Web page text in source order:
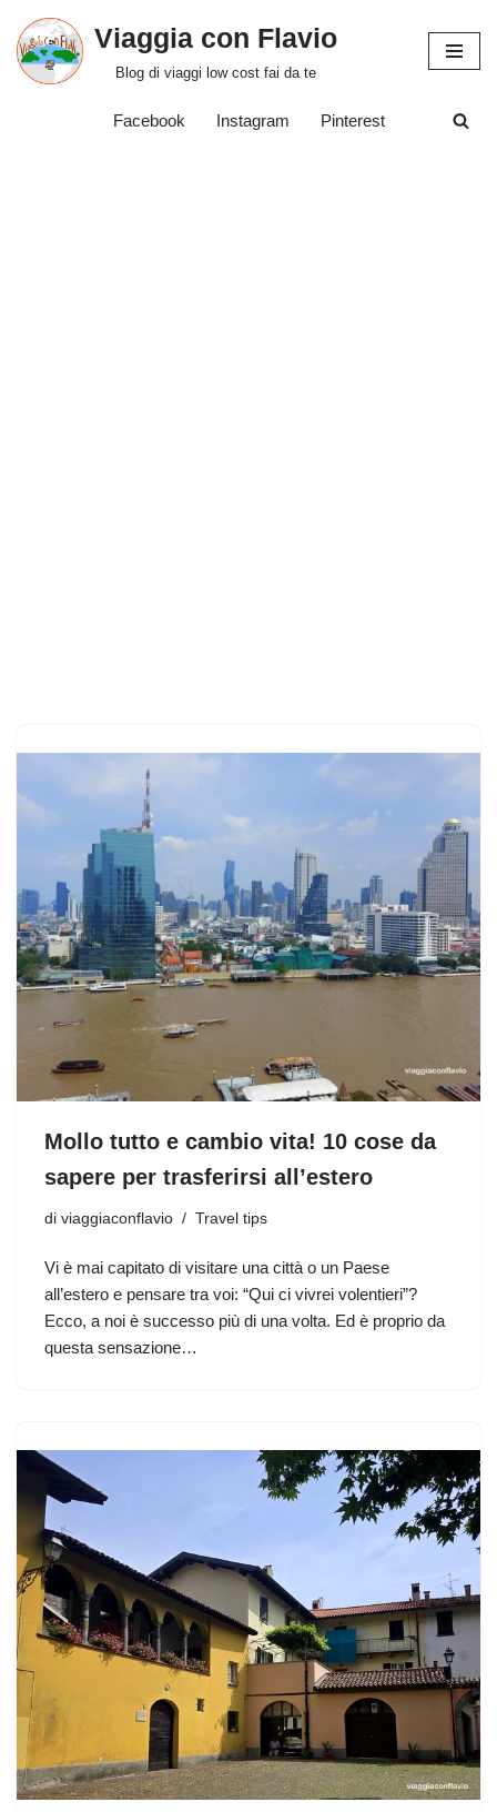
Vai
Viaggia con Flavio
Blog di viaggi low cost fai da te
Facebook Instagram Pinterest
Mollo tutto e cambio vita! 10 cose da
sapere per trasferirsi all’estero
di viaggiaconflavio Travel tips
Vi è mai capitato di visitare una città o un Paese
all’estero e pensare tra voi: “Qui ci vivrei volentieri”?
Ecco, a noi è successo più di una volta. Ed è proprio da
questa sensazione…